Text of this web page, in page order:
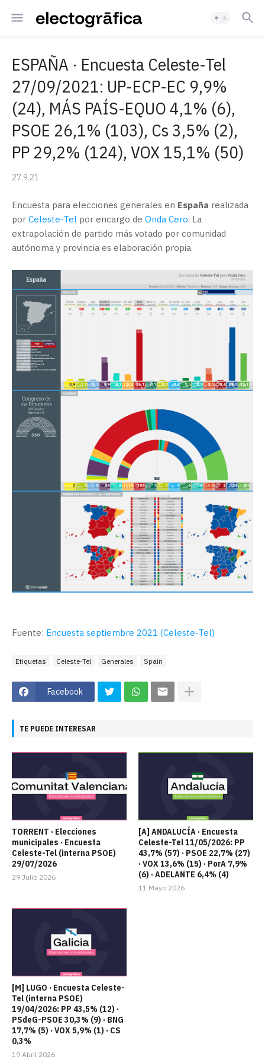
ESPAÑA · Encuesta Celeste-Tel
27/09/2021: UP-ECP-EC 9,9%
(24), MÁS PAÍS-EQUO 4,1% (6),
PSOE 26,1% (103), Cs 3,5% (2),
PP 29,2% (124), VOX 15,1% (50)
27.9.21
Encuesta para elecciones generales en España realizada
por Celeste-Tel por encargo de Onda Cero. La
extrapolación de partido más votado por comunidad
autónoma y provincia es elaboración propia.
Fuente: Encuesta septiembre 2021 (Celeste-Tel)
Etiquetas Celeste-Tel Generales Spain
Facebook
TE PUEDE INTERESAR
TORRENT · Elecciones
municipales · Encuesta
Celeste-Tel (interna PSOE)
29/07/2026
29 Julio 2026
[A] ANDALUCÍA · Encuesta
Celeste-Tel 11/05/2026: PP
43,7% (57) · PSOE 22,7% (27)
· VOX 13,6% (15) · PorA 7,9%
(6) · ADELANTE 6,4% (4)
11 Mayo 2026
[M] LUGO · Encuesta Celeste-
Tel (interna PSOE)
19/04/2026: PP 43,5% (12) ·
PSdeG-PSOE 30,3% (9) · BNG
17,7% (5) · VOX 5,9% (1) · CS
0,3%
19 Abril 2026